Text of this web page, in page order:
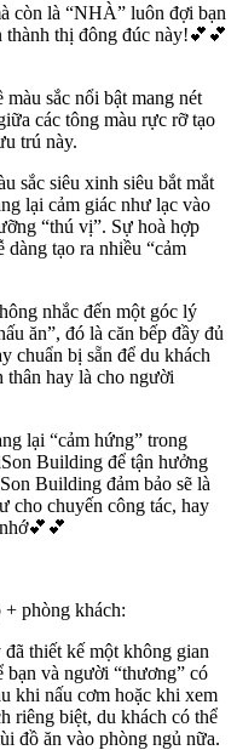
còn là “NHÀ” luôn đợi bạn
thành thị đông đúc này!💕💕
sắc nổi bật mang nét
các tông màu rực rỡ tạo
trú này.
sắc siêu xinh siêu bắt mắt
lại cảm giác như lạc vào
“thú vị”. Sự hoà hợp
dàng tạo ra nhiều “cảm
nhắc đến một góc lý
ăn”, đó là căn bếp đầy đủ
chuẩn bị sẵn để du khách
thân hay là cho người
lại “cảm hứng” trong
Building để tận hưởng
Building đảm bảo sẽ là
cho chuyến công tác, hay
+ phòng khách:
thiết kế một không gian
bạn và người “thương” có
khi nấu cơm hoặc khi xem
riêng biệt, du khách có thể
đồ ăn vào phòng ngủ nữa.